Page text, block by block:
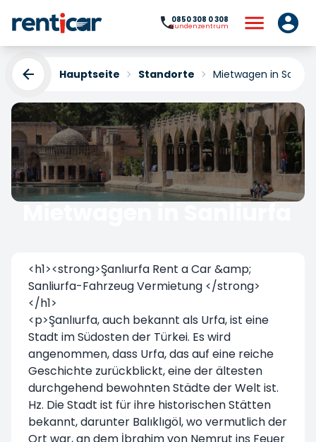
0850 308 0 308
Kundenzentrum
Hauptseite Standorte Mietwagen in
Mietwagen in Sanliurfa
<h1><strong>Şanlıurfa Rent a Car &amp;
Sanliurfa-Fahrzeug Vermietung </strong>
</h1>
<p>Şanlıurfa, auch bekannt als Urfa, ist eine
Stadt im Südosten der Türkei. Es wird
angenommen, dass Urfa, das auf eine reiche
Geschichte zurückblickt, eine der ältesten
durchgehend bewohnten Städte der Welt ist.
Hz. Die Stadt ist für ihre historischen Stätten
bekannt, darunter Balıklıgöl, wo vermutlich der
Ort war, an dem İbrahim von Nemrut ins Feuer